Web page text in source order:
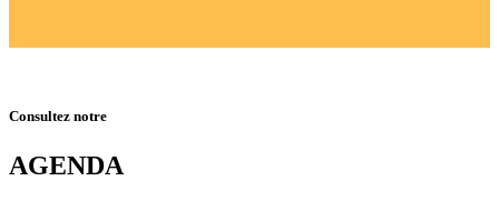
Consultez notre
AGENDA